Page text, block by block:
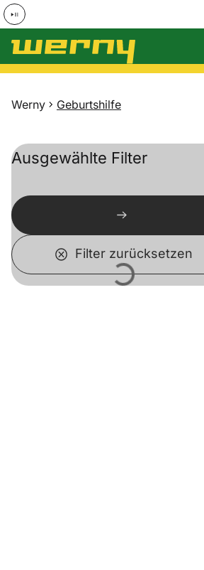
Zum Hauptinhalt springen
Werny Geburtshilfe
Lädt
Ausgewählte Filter
Filter zurücksetzen